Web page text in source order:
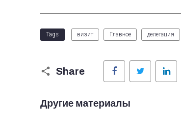
Tags визит Главное делегация
Share
Facebook Twitter
Другие материалы